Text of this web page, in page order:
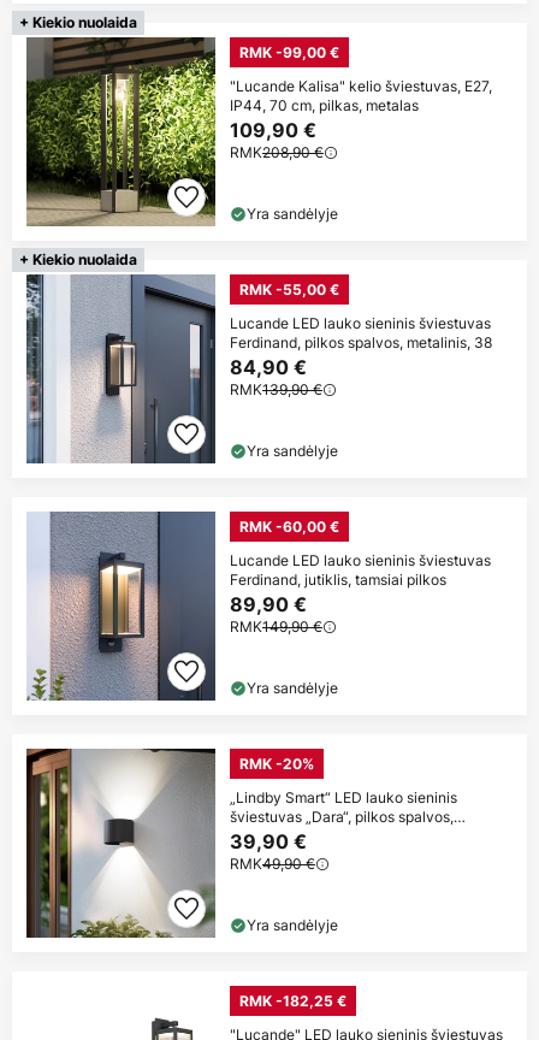
+ Kiekio nuolaida
RMK -99,00 €
"Lucande Kalisa" kelio šviestuvas, E27,
IP44, 70 cm, pilkas, metalas
109,90 €
RMK208,90 €
Yra sandėlyje
+ Kiekio nuolaida
RMK -55,00 €
Lucande LED lauko sieninis šviestuvas
Ferdinand, pilkos spalvos, metalinis, 38
84,90 €
RMK139,90 €
Yra sandėlyje
RMK -60,00 €
Lucande LED lauko sieninis šviestuvas
Ferdinand, jutiklis, tamsiai pilkos
89,90 €
RMK149,90 €
Yra sandėlyje
RMK -20%
„Lindby Smart“ LED lauko sieninis
šviestuvas „Dara“, pilkos spalvos,
apvalus,
39,90 €
RMK49,90 €
Yra sandėlyje
RMK -182,25 €
"Lucande" LED lauko sieninis šviestuvas